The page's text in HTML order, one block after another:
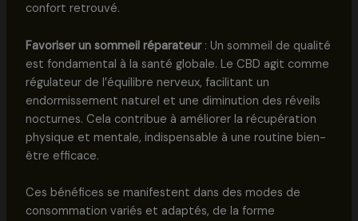
confort retrouvé.
Favoriser un sommeil réparateur: Un sommeil de qualité
est fondamental à la santé globale. Le CBD agit comme
régulateur de l’équilibre nerveux, facilitant un
endormissement naturel et une diminution des réveils
nocturnes. Cela contribue à améliorer la récupération
physique et mentale, indispensable à une routine bien-
être efficace.
Ces bénéfices se manifestent dans des modes de
consommation variés et adaptés, de la forme